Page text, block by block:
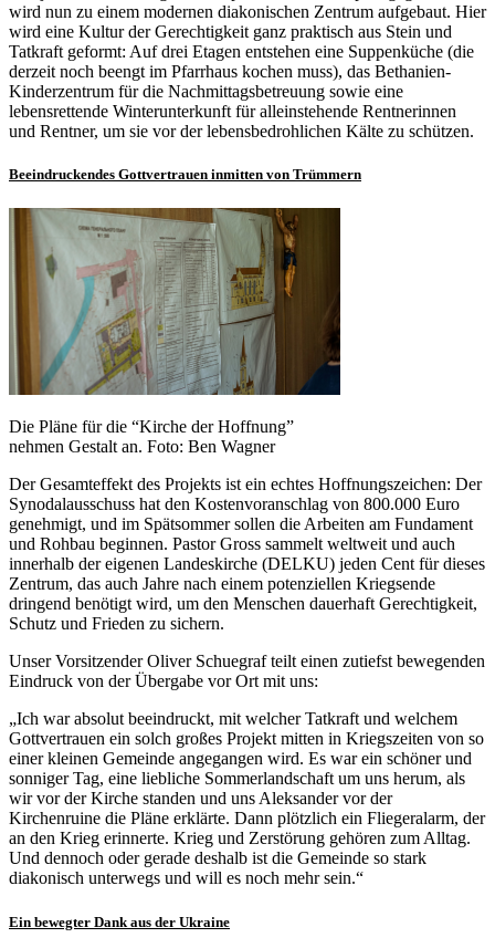
wird nun zu einem modernen diakonischen Zentrum aufgebaut. Hier
wird eine Kultur der Gerechtigkeit ganz praktisch aus Stein und
Tatkraft geformt: Auf drei Etagen entstehen eine Suppenküche (die
derzeit noch beengt im Pfarrhaus kochen muss), das Bethanien-
Kinderzentrum für die Nachmittagsbetreuung sowie eine
lebensrettende Winterunterkunft für alleinstehende Rentnerinnen
und Rentner, um sie vor der lebensbedrohlichen Kälte zu schützen.
Beeindruckendes Gottvertrauen inmitten von Trümmern
Die Pläne für die “Kirche der Hoffnung”
nehmen Gestalt an. Foto: Ben Wagner
Der Gesamteffekt des Projekts ist ein echtes Hoffnungszeichen: Der
Synodalausschuss hat den Kostenvoranschlag von 800.000 Euro
genehmigt, und im Spätsommer sollen die Arbeiten am Fundament
und Rohbau beginnen. Pastor Gross sammelt weltweit und auch
innerhalb der eigenen Landeskirche (DELKU) jeden Cent für dieses
Zentrum, das auch Jahre nach einem potenziellen Kriegsende
dringend benötigt wird, um den Menschen dauerhaft Gerechtigkeit,
Schutz und Frieden zu sichern.
Unser Vorsitzender Oliver Schuegraf teilt einen zutiefst bewegenden
Eindruck von der Übergabe vor Ort mit uns:
„Ich war absolut beeindruckt, mit welcher Tatkraft und welchem
Gottvertrauen ein solch großes Projekt mitten in Kriegszeiten von so
einer kleinen Gemeinde angegangen wird. Es war ein schöner und
sonniger Tag, eine liebliche Sommerlandschaft um uns herum, als
wir vor der Kirche standen und uns Aleksander vor der
Kirchenruine die Pläne erklärte. Dann plötzlich ein Fliegeralarm, der
an den Krieg erinnerte. Krieg und Zerstörung gehören zum Alltag.
Und dennoch oder gerade deshalb ist die Gemeinde so stark
diakonisch unterwegs und will es noch mehr sein.“
Ein bewegter Dank aus der Ukraine